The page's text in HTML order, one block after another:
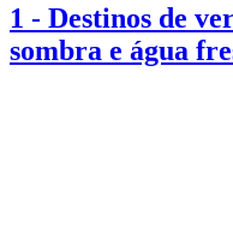
1 - Destinos de
sombra e água